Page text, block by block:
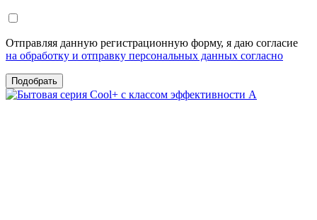
Отправляя данную регистрационную форму, я даю согласие
на обработку и отправку персональных данных согласно